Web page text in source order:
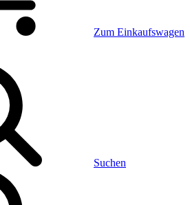
Zum Einkaufswagen
Suchen